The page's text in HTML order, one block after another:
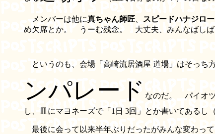
メンバーは他に真ちゃん師匠 スピードハナジロー
め欠席とか。 うーむ残念。 大丈夫、みんなばしば
というのも、会場「高崎流居酒屋 道場」はそっち
ンパレード なのだ。 パイオ
し、皿にマヨネーズで「1日 3回」とか書いてある
最後に会って以来半年ぶりだったがみんな変わっ